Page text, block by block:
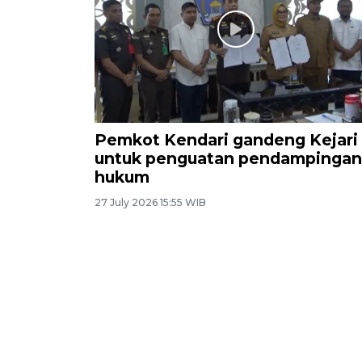
Pemkot Kendari gandeng Kejari
untuk penguatan pendampingan
hukum
27 July 2026 15:55 WIB